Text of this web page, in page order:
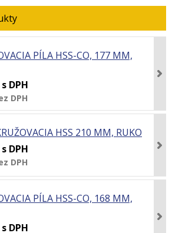
PÍLA HSS-CO, 177 MM,
s DPH
DPH
HSS 210 MM, RUKO
s DPH
DPH
PÍLA HSS-CO, 168 MM,
s DPH